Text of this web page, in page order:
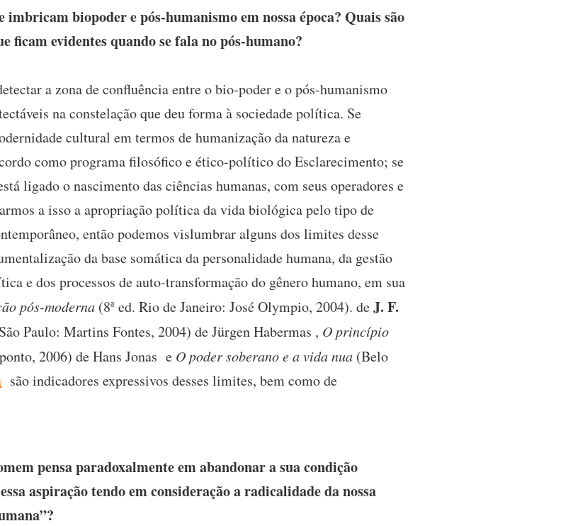
biopoder e pós-humanismo em nossa época? Quais são
ficam evidentes quando se fala no pós-humano?
a zona de confluência entre o bio-poder e o pós-humanismo
na constelação que deu forma à sociedade política. Se
cultural em termos de humanização da natureza e
como programa filosófico e ético-político do Esclarecimento; se
ligado o nascimento das ciências humanas, com seus operadores e
a isso a apropriação política da vida biológica pelo tipo de
então podemos vislumbrar alguns dos limites desse
da base somática da personalidade humana, da gestão
e dos processos de auto-transformação do gênero humano, em sua
pós-moderna (8ª ed. Rio de Janeiro: José Olympio, 2004). deJ. F.
Paulo: Martins Fontes, 2004) de Jürgen Habermas , O princípio
2006) de Hans Jonas e O poder soberano e a vida nua (Belo
são indicadores expressivos desses limites, bem como de
pensa paradoxalmente em abandonar a sua condição
aspiração tendo em consideração a radicalidade da nossa